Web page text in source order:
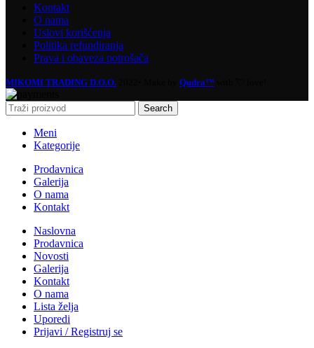
Kontakt
O nama
Uslovi korišćenja
Politika refundiranja
Prava i obaveza potrošača
MIKOMI TRADING D.O.O. Qudra™
Search
Meni
Kategorije
Prodavnica
Galerija
O nama
Kontakt
Naslovna
Prodavnica
Novosti
Galerija
Kontakt
O nama
Lista želja
Uporedi
Prijavi / Registruj se